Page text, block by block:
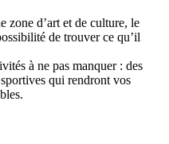
zone d’art et de culture, le
de trouver ce qu’il
à ne pas manquer : des
qui rendront vos